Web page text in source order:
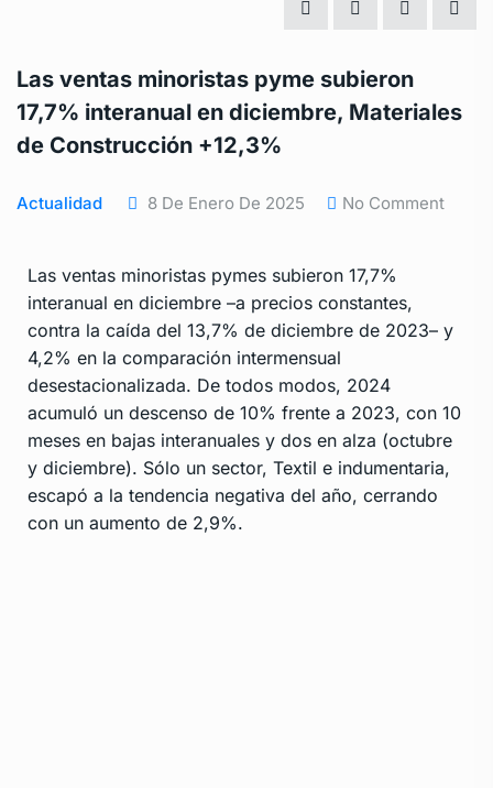
Las ventas minoristas pyme subieron
17,7% interanual en diciembre, Materiales
de Construcción +12,3%
Actualidad 8 De Enero De 2025 No Comment
Las ventas minoristas pymes subieron 17,7%
interanual en diciembre –a precios constantes,
contra la caída del 13,7% de diciembre de 2023– y
4,2% en la comparación intermensual
desestacionalizada. De todos modos, 2024
acumuló un descenso de 10% frente a 2023, con 10
meses en bajas interanuales y dos en alza (octubre
y diciembre). Sólo un sector, Textil e indumentaria,
escapó a la tendencia negativa del año, cerrando
con un aumento de 2,9%.